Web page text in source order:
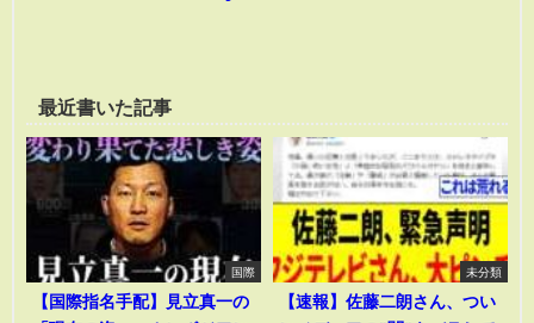
最近書いた記事
国際
【国際指名手配】見立真一の
未分類
【速報】佐藤二朗さん、つい